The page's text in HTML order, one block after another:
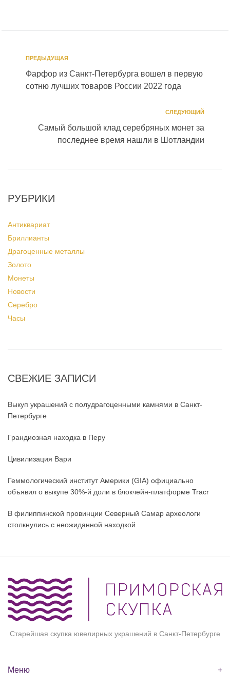
ПРЕДЫДУЩАЯ
Фарфор из Санкт-Петербурга вошел в первую
сотню лучших товаров России 2022 года
СЛЕДУЮЩИЙ
Самый большой клад серебряных монет за
последнее время нашли в Шотландии
РУБРИКИ
Антиквариат
Бриллианты
Драгоценные металлы
Золото
Монеты
Новости
Серебро
Часы
СВЕЖИЕ ЗАПИСИ
Выкуп украшений с полудрагоценными камнями в Санкт-
Петербурге
Грандиозная находка в Перу
Цивилизация Вари
Геммологический институт Америки (GIA) официально
объявил о выкупе 30%-й доли в блокчейн-платформе Tracr
В филиппинской провинции Северный Самар археологи
столкнулись с неожиданной находкой
Старейшая скупка ювелирных украшений в Санкт-Петербурге
Меню +